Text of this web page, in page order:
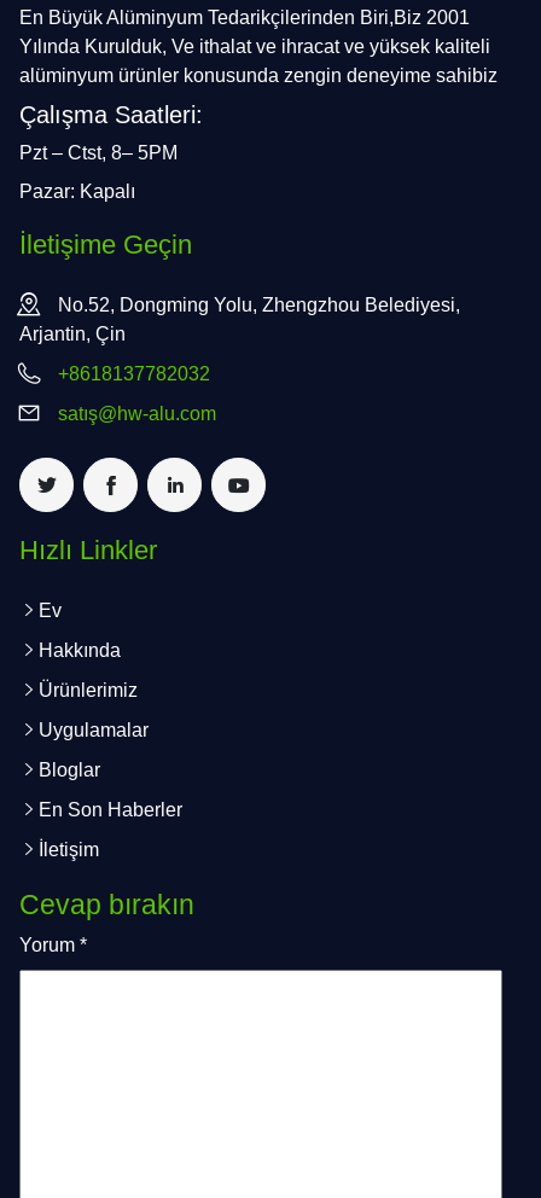
En Büyük Alüminyum Tedarikçilerinden Biri,Biz 2001
Yılında Kurulduk, Ve ithalat ve ihracat ve yüksek kaliteli
alüminyum ürünler konusunda zengin deneyime sahibiz
Çalışma Saatleri:
Pzt – Ctst, 8– 5PM
Pazar: Kapalı
İletişime Geçin
No.52, Dongming Yolu, Zhengzhou Belediyesi,
Arjantin, Çin
+8618137782032
satış@hw-alu.com
Hızlı Linkler
Ev
Hakkında
Ürünlerimiz
Uygulamalar
Bloglar
En Son Haberler
İletişim
Cevap bırakın
Yorum *